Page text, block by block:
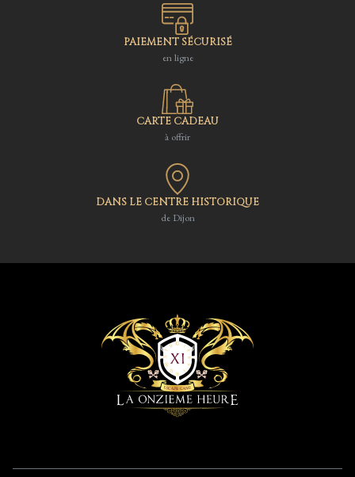
PAIEMENT SÉCURISÉ
en ligne
CARTE CADEAU
à offrir
DANS LE CENTRE HISTORIQUE
de Dijon